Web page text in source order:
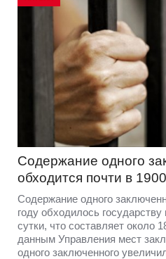
Содержание одного
обходится почти в
Содержание одного
году обходилось
сутки, что составляет около
данным Управления мест
одного заключенного